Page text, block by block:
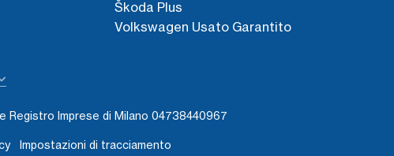
Škoda Plus
Volkswagen Usato Garantito
Registro Imprese di Milano 04738440967
Impostazioni di tracciamento